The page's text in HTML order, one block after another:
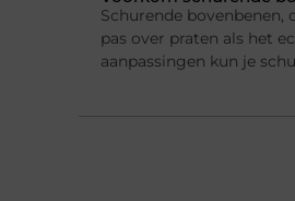
Schurende bovenbenen,
pas over praten als het
aanpassingen kun je